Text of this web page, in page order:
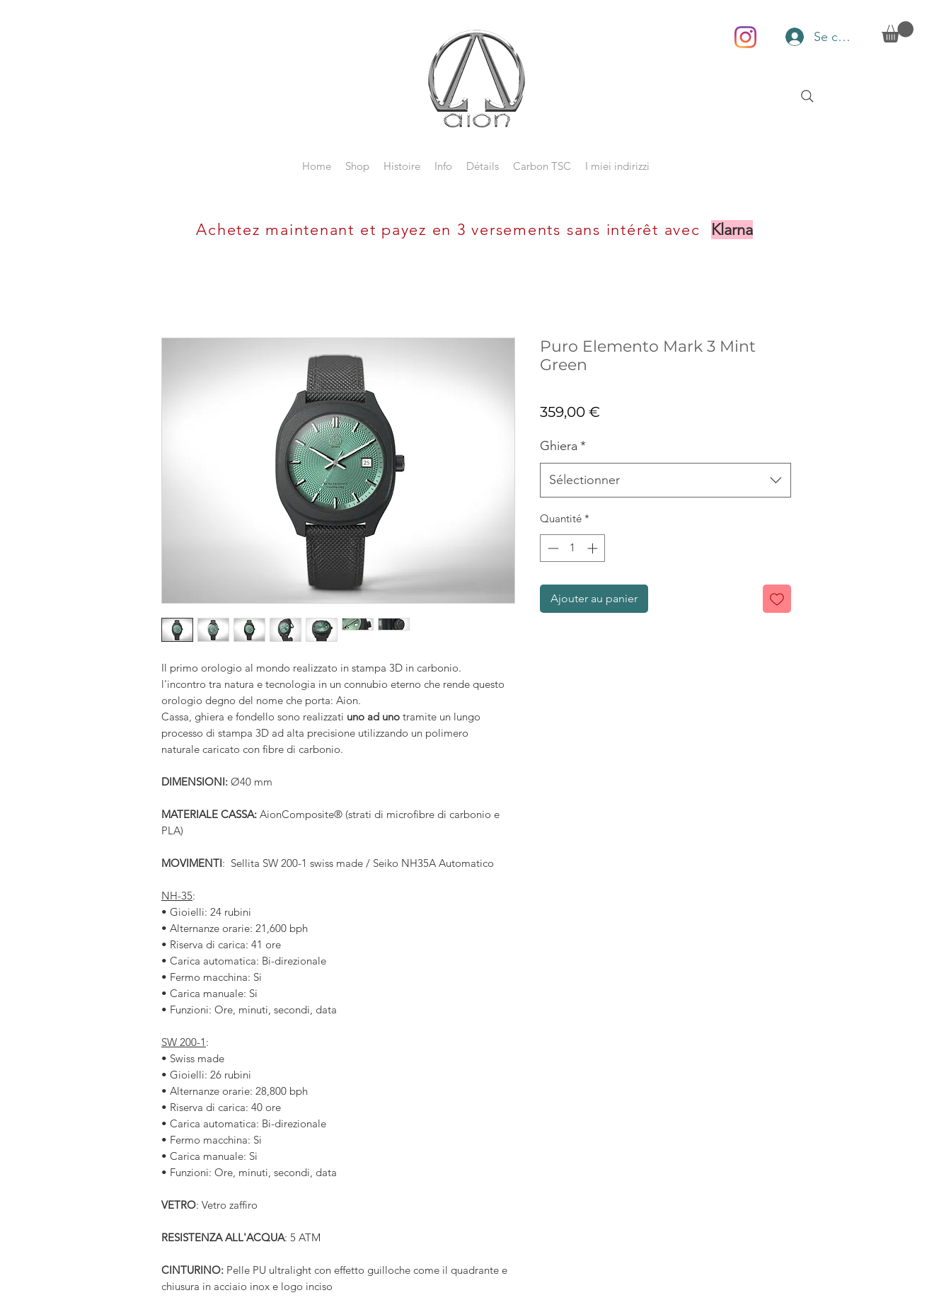
Se connecter
Home Shop Histoire Info Détails Carbon TSC I miei indirizzi
Il primo orologio al mondo realizzato in stampa 3D in carbonio.
l'incontro tra natura e tecnologia in un connubio eterno che rende questo
orologio degno del nome che porta: Aion.
Cassa, ghiera e fondello sono realizzati uno ad uno tramite un lungo
processo di stampa 3D ad alta precisione utilizzando un polimero
naturale caricato con fibre di carbonio.
DIMENSIONI: Ø40 mm
MATERIALE CASSA: AionComposite® (strati di microfibre di carbonio e
PLA)
MOVIMENTI: Sellita SW 200-1 swiss made / Seiko NH35A Automatico
NH-35:
• Gioielli: 24 rubini
• Alternanze orarie: 21,600 bph
• Riserva di carica: 41 ore
• Carica automatica: Bi-direzionale
• Fermo macchina: Si
• Carica manuale: Si
• Funzioni: Ore, minuti, secondi, data
SW 200-1 :
• Swiss made
• Gioielli: 26 rubini
• Alternanze orarie: 28,800 bph
• Riserva di carica: 40 ore
• Carica automatica: Bi-direzionale
• Fermo macchina: Si
• Carica manuale: Si
• Funzioni: Ore, minuti, secondi, data
VETRO: Vetro zaffiro
RESISTENZA ALL'ACQUA: 5 ATM
CINTURINO: Pelle PU ultralight con effetto guilloche come il quadrante e
chiusura in acciaio inox e logo inciso
Puro Elemento Mark 3 Mint
Green
359,00 €
Ghiera *
Sélectionner
Quantité *
Ajouter au panier
Achetez maintenant et payez en 3 versements sans intérêt avec Klarna